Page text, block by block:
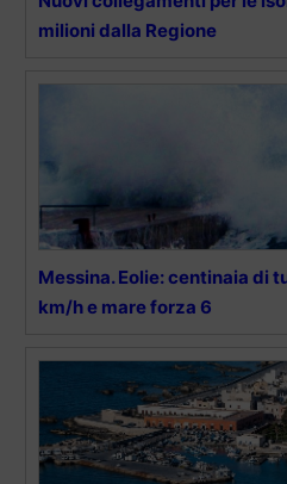
milioni dalla Regione
Messina. Eolie: centinaia di
km/h e mare forza 6